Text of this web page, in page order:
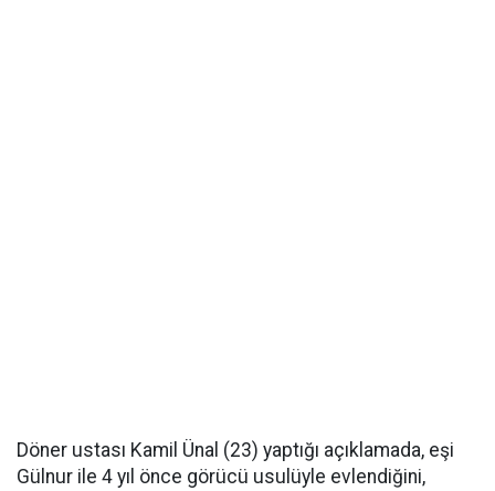
Döner ustası Kamil Ünal (23) yaptığı açıklamada, eşi
Gülnur ile 4 yıl önce görücü usulüyle evlendiğini,